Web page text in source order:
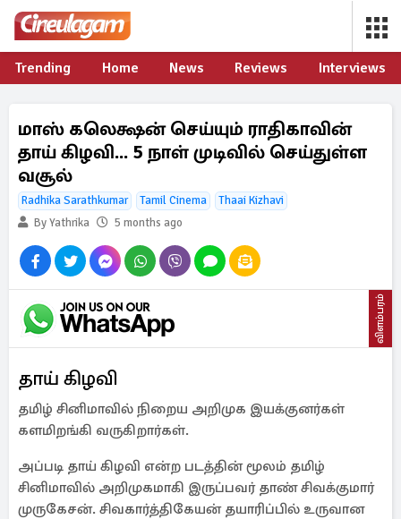
Trending Home News Reviews Interviews
மாஸ் கலெக்ஷன் செய்யும் ராதிகாவின்
தாய் கிழவி... 5 நாள் முடிவில் செய்துள்ள
வசூல்
Radhika Sarathkumar Tamil Cinema
Thaai Kizhavi
By Yathrika
5 months ago
விளம்பரம்
தாய் கிழவி
தமிழ் சினிமாவில் நிறைய அறிமுக இயக்குனர்கள்
களமிறங்கி வருகிறார்கள்.
அப்படி தாய் கிழவி என்ற படத்தின் மூலம் தமிழ்
சினிமாவில் அறிமுகமாகி இருப்பவர் தாண் சிவக்குமார்
முருகேசன். சிவகார்த்திகேயன் தயாரிப்பில் உருவான